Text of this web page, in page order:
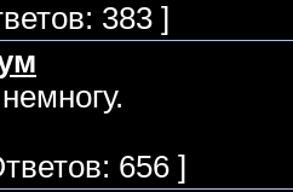
383 ]
656 ]